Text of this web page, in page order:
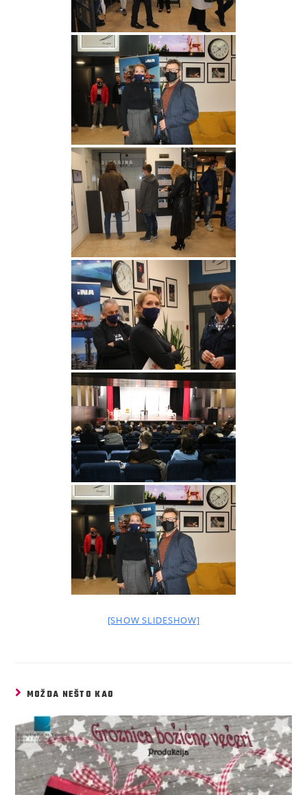
[SHOW SLIDESHOW]
MOŽDA NEŠTO KAO